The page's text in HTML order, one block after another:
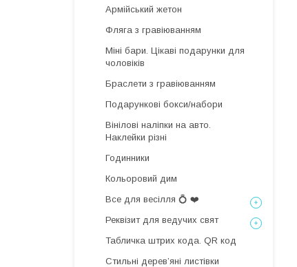
Армійський жетон
Фляга з гравіюванням
Міні бари. Цікаві подарунки для
чоловіків
Браслети з гравіюванням
Подарункові бокси/набори
Вінілові наліпки на авто.
Наклейки різні
Годинники
Кольоровий дим
Все для весілля 💍 ❤️
Реквізит для ведучих свят
Табличка штрих кода. QR код
Стильні деревʼяні листівки